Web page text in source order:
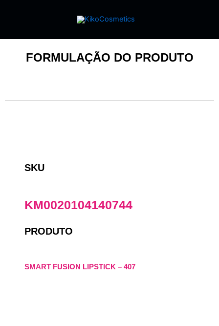
FORMULAÇÃO DO PRODUTO
SKU
KM0020104140744
PRODUTO
SMART FUSION LIPSTICK – 407